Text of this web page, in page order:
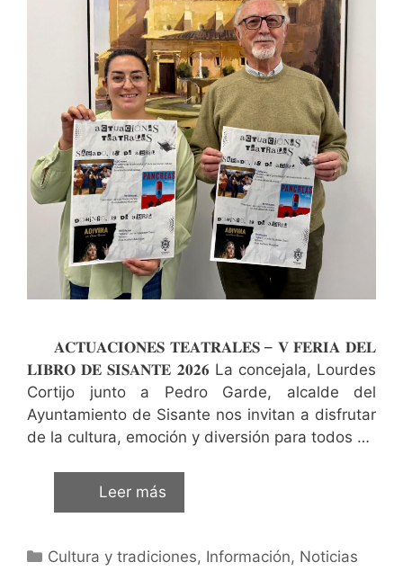
𝐀𝐂𝐓𝐔𝐀𝐂𝐈𝐎𝐍𝐄𝐒 𝐓𝐄𝐀𝐓𝐑𝐀𝐋𝐄𝐒 – 𝐕 𝐅𝐄𝐑𝐈𝐀 𝐃𝐄𝐋
𝐋𝐈𝐁𝐑𝐎 𝐃𝐄 𝐒𝐈𝐒𝐀𝐍𝐓𝐄 𝟐𝟎𝟐𝟔 La concejala, Lourdes
Cortijo junto a Pedro Garde, alcalde del
Ayuntamiento de Sisante nos invitan a disfrutar
de la cultura, emoción y diversión para todos …
Leer más
Cultura y tradiciones, Información, Noticias